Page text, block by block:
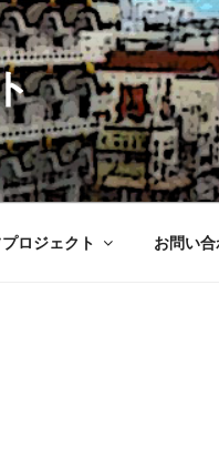
ロジェクト お問い合